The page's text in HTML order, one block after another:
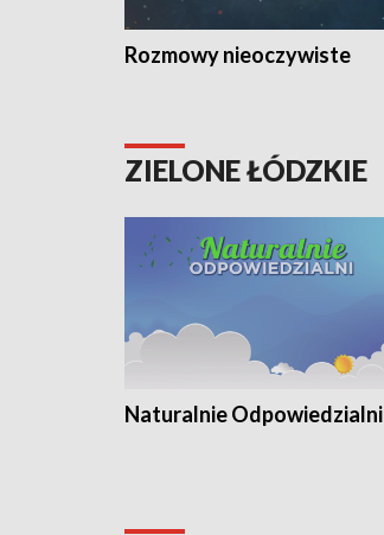
Rozmowy nieoczywiste
ZIELONE ŁÓDZKIE
Naturalnie Odpowiedzialni